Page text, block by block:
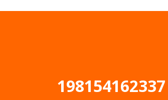
198154162337